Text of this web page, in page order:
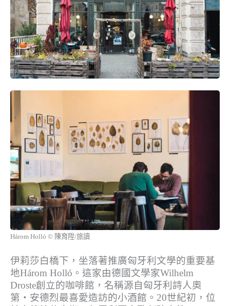
Három Holló © 陳育陞/旅讀
伊莉莎白橋下，坐落著推廣匈牙利文學的重要基
地Három Holló。這家由德國文學家Wilhelm
Droste創立的咖啡館，名稱源自匈牙利詩人奧
第‧安德烈最喜愛造訪的小酒館。20世紀初，位